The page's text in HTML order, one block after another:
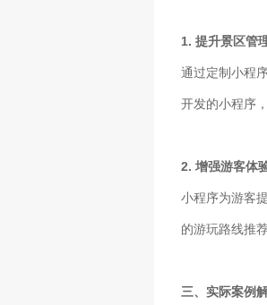
1. 提升景区管
通过定制小程
开发的小程序
2. 增强游客体
小程序为游客
的游玩路线推
三、实际案例